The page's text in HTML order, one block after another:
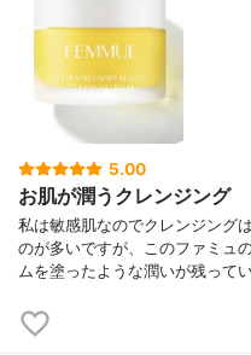
5.00
お肌が潤うクレンジング
私は敏感肌なのでクレンジング
のが多いですが、このファミュ
ムを塗ったような潤いが残って